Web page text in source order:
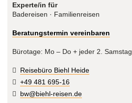
Experte/in für
Badereisen · Familienreisen
Beratungstermin vereinbaren
Bürotage: Mo – Do + jeder 2. Samstag
Reisebüro Biehl Heide
+49 481 695-16
bw@biehl-reisen.de